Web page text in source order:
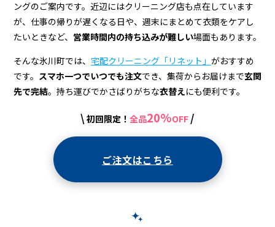
配
ク
リ
ー
ングのご案内です。近辺にはクリーニング店も点在しています
が、仕事の帰りが遅くなる日や、週末にまとめて衣類をケアし
たいときなど、 営業時間内の持ち込みが難しい場面もあります。
そんな氷川町では、 宅配クリーニング「リネット」 がおすすめ
です。 スマホ一つでいつでも注文でき、集荷からお届けまで玄関
先で完結。持ち運びでかさばりがちな衣替えにも便利です。
\ 初回限定！ 全品20%OFF /
ご注文はこちら